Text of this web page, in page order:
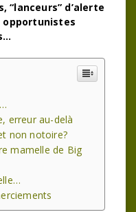
“lanceurs” d’alerte
opportunistes
erreur au-delà
non notoire?
mamelle de Big